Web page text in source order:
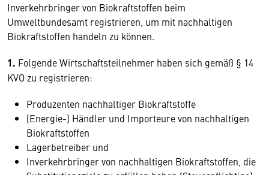
Inverkehrbringer von Biokraftstoffen beim
Umweltbundesamt registrieren, um mit nachhaltigen
Biokraftstoffen handeln zu können.
1. Folgende Wirtschaftsteilnehmer haben sich gemäß § 14
KVO zu registrieren:
Produzenten nachhaltiger Biokraftstoffe
(Energie-) Händler und Importeure von nachhaltigen
Biokraftstoffen
Lagerbetreiber und
Inverkehrbringer von nachhaltigen Biokraftstoffen, die